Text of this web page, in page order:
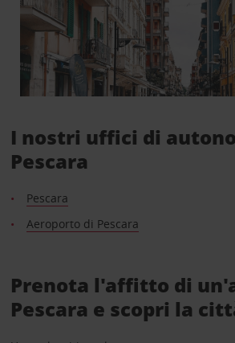
I nostri uffici di
Pescara
Pescara
Aeroporto di Pescara
Prenota l'affitto di
Pescara e scopri la